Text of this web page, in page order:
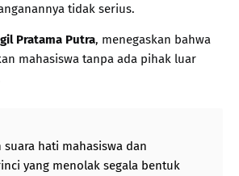
tidak serius.
Pratama Putra, menegaskan bahwa
mahasiswa tanpa ada pihak luar
suara hati mahasiswa dan
yang menolak segala bentuk